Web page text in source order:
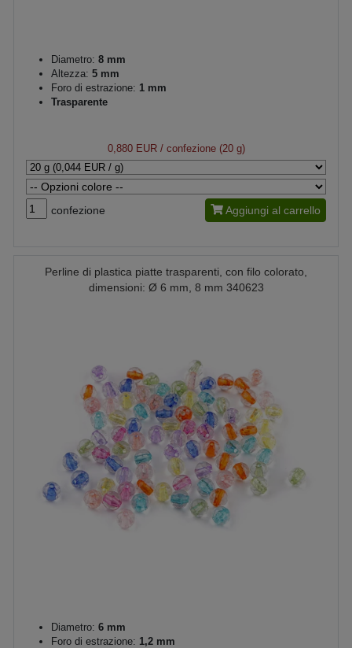
Diametro: 8 mm
Altezza: 5 mm
Foro di estrazione: 1 mm
Trasparente
0,880 EUR/ confezione (20 g)
confezione Aggiungi al carrello
Perline di plastica piatte trasparenti, con filo colorato,
dimensioni: Ø 6 mm, 8 mm 340623
Diametro: 6 mm
Foro di estrazione: 1,2 mm